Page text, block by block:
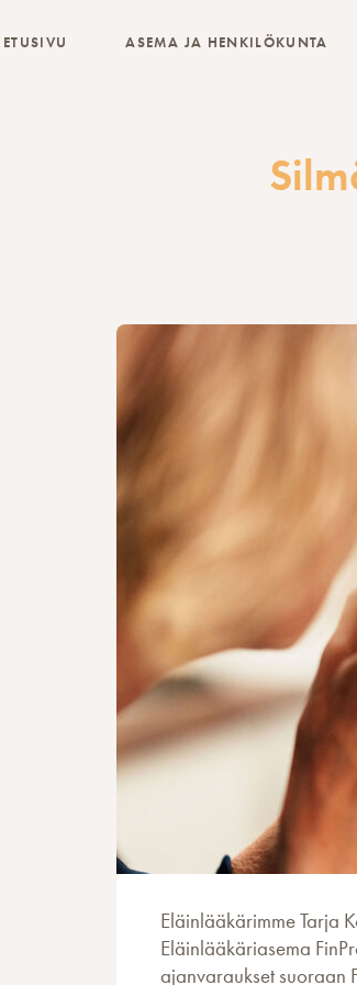
ETUSIVU ASEMA JA HENKILÖKUNTA
Eläinlääkärimme Tarja
Eläinlääkäriasema
ajanvaraukset suoraan